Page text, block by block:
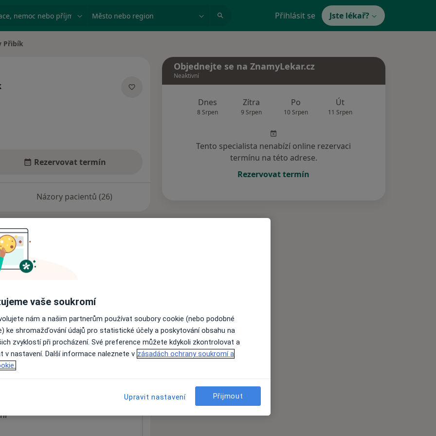
nemoc nebo příjmení Město nebo region Přihlásit se Jste lékař?
Přibík
Rezervovat termín
Názory pacientů (26)
nejsou k dispozici
informace o svých službách.
Objednejte se na ZnamyLekar.cz
Neaktivní
Dnes
8 Srpen
Zítra
9 Srpen
Po
10 Srpen
Út
11 Srpen
Tento specialista nenabízí online rezervaci
termínu na této adrese.
Rezervovat termín
vaše soukromí
nám a našim partnerům používat soubory cookie (nebo podobné
ke shromažďování údajů pro statistické účely a poskytování obsahu na
zvyklostí při procházení. Své preference můžete kdykoli zkontrolovat a
v nastavení. Další informace naleznete v zásadách ochrany soukromí a
Upravit nastavení Přijmout